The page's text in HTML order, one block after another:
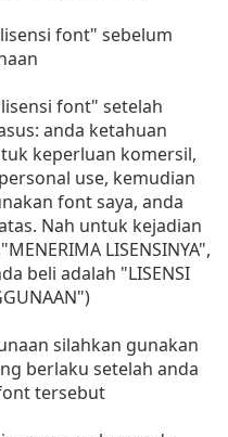
font" sebelum
font" setelah
anda ketahuan
keperluan komersil,
use, kemudian
font saya, anda
Nah untuk kejadian
LISENSINYA",
beli adalah "LISENSI
silahkan gunakan
berlaku setelah anda
tersebut